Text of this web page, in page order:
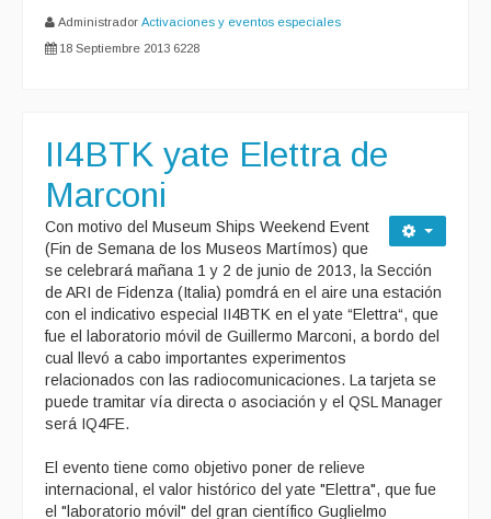
Administrador Activaciones y eventos especiales
18 Septiembre 2013 6228
II4BTK yate Elettra de
Marconi
Con motivo del Museum Ships Weekend Event
(Fin de Semana de los Museos Martímos) que
se celebrará mañana 1 y 2 de junio de 2013, la Sección
de ARI de Fidenza (Italia) pomdrá en el aire una estación
con el indicativo especial II4BTK en el yate “Elettra“, que
fue el laboratorio móvil de Guillermo Marconi, a bordo del
cual llevó a cabo importantes experimentos
relacionados con las radiocomunicaciones. La tarjeta se
puede tramitar vía directa o asociación y el QSL Manager
será IQ4FE.
El evento tiene como objetivo poner de relieve
internacional, el valor histórico del yate "Elettra", que fue
el "laboratorio móvil" del gran científico Guglielmo